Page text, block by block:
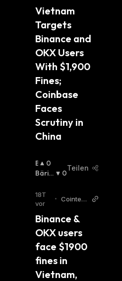
H
:
ws
Vietnam
Targets
Binance and
OKX Users
With $1,900
Fines;
Coinbase
Faces
Scrutiny in
China
B
U
I
S
H
:
0
Bäris
0
Teilen
18T
vor
•
Cointele
Binance &
OKX users
face $1900
fines in
Vietnam,